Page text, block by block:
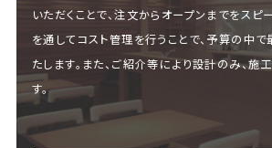
いただくことで、注文からオープンまでをスピ
を通してコスト管理を行うことで、予算の中
たします。また、ご紹介等により設計のみ、施
す。